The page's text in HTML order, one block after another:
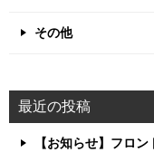
その他
最近の投稿
【お知らせ】フロ